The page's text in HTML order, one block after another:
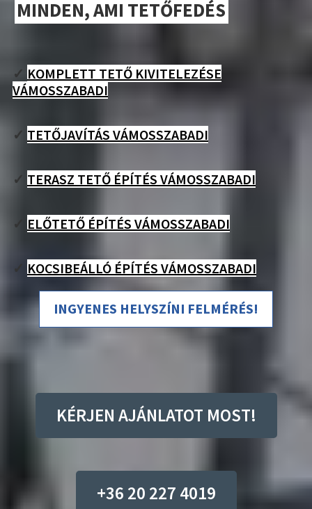
MINDEN, AMI TETŐFEDÉS
✓ KOMPLETT TETŐ KIVITELEZÉSE
VÁMOSSZABADI
✓ TETŐJAVÍTÁS VÁMOSSZABADI
✓ TERASZ TETŐ ÉPÍTÉS VÁMOSSZABADI
✓ ELŐTETŐ ÉPÍTÉS VÁMOSSZABADI
✓ KOCSIBEÁLLÓ ÉPÍTÉS VÁMOSSZABADI
INGYENES HELYSZÍNI FELMÉRÉS!
KÉRJEN AJÁNLATOT MOST!
+36 20 227 4019